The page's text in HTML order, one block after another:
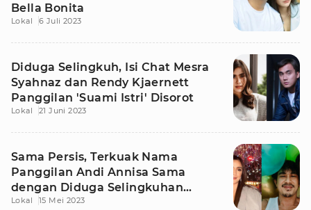
Bella Bonita
Lokal 6 Juli 2023
Diduga Selingkuh, Isi Chat Mesra
Syahnaz dan Rendy Kjaernett
Panggilan 'Suami Istri' Disorot
Lokal 21 Juni 2023
Sama Persis, Terkuak Nama
Panggilan Andi Annisa Sama
dengan Diduga Selingkuhan
Fandy Christian
Lokal 15 Mei 2023